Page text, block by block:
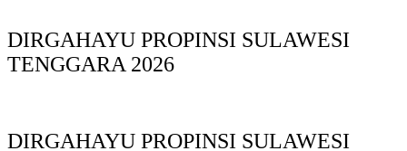
DIRGAHAYU PROPINSI SULAWESI
TENGGARA 2026
DIRGAHAYU PROPINSI SULAWESI